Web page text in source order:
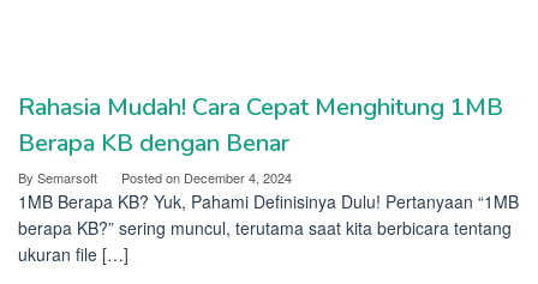
Semarsoft
Rahasia Mudah! Cara Cepat Menghitung 1MB
Berapa KB dengan Benar
By Semarsoft Posted on December 4, 2024
1MB Berapa KB? Yuk, Pahami Definisinya Dulu! Pertanyaan “1MB
berapa KB?” sering muncul, terutama saat kita berbicara tentang
ukuran file […]